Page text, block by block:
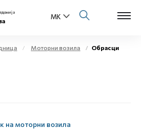
Моторни возила Обрасци
на моторни возила